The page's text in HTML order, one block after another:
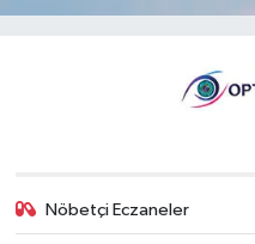
Nöbetçi Eczaneler